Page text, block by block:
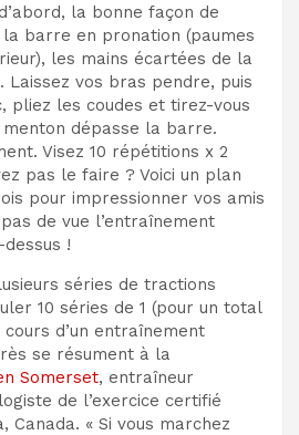
la bonne façon de
barre en pronation (paumes
les mains écartées de la
Laissez vos bras pendre, puis
pliez les coudes et tirez-vous
menton dépasse la barre.
Visez 10 répétitions x 2
pas le faire ? Voici un plan
pour impressionner vos amis
de vue l’entraînement
!
séries de tractions
10 séries de 1 (pour un total
d’un entraînement
se résument à la
Somerset, entraîneur
de l’exercice certifié
Canada. « Si vous marchez